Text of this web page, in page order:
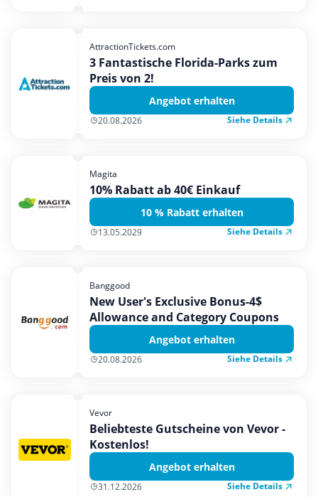
AttractionTickets.com
3 Fantastische Florida-Parks zum
Preis von 2!
Angebot erhalten
20.08.2026 Siehe Details
Magita
10% Rabatt ab 40€ Einkauf
10 % Rabatt erhalten
13.05.2029 Siehe Details
Banggood
New User's Exclusive Bonus-4$
Allowance and Category Coupons
Angebot erhalten
20.08.2026 Siehe Details
Vevor
Beliebteste Gutscheine von Vevor -
Kostenlos!
Angebot erhalten
31.12.2026 Siehe Details